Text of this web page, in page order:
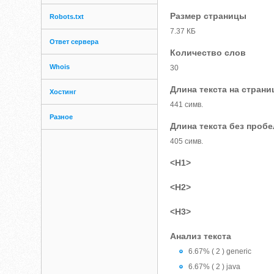
Robots.txt
Ответ сервера
Whois
Хостинг
Разное
Размер страницы
7.37 КБ
Количество слов
30
Длина текста на
441 симв.
Длина текста без
405 симв.
<H1>
<H2>
<H3>
Анализ текста
6.67% ( 2 ) generic
6.67% ( 2 ) java